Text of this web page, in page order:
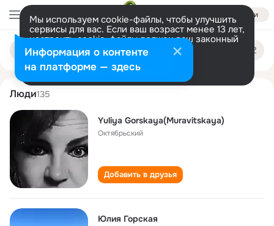
Войти
Мы используем cookie-файлы, чтобы улучшить
сервисы для вас. Если ваш возраст менее 13 лет,
настроить cookie-файлы должен ваш законный
представитель. Больше информации
Разрешить все Настроить
Поиск
людям
yuliya gorskaya
Люди135
Yuliya Gorskaya(Muravitskaya)
Октябрьский
Добавить в друзья
Юлия Горская
Информация о контенте
на платформе — здесь